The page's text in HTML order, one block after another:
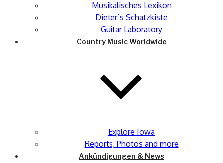
Musikalisches Lexikon
Dieter´s Schatzkiste
Guitar Laboratory
Country Music Worldwide
Explore Iowa
Reports, Photos and more
Ankündigungen & News